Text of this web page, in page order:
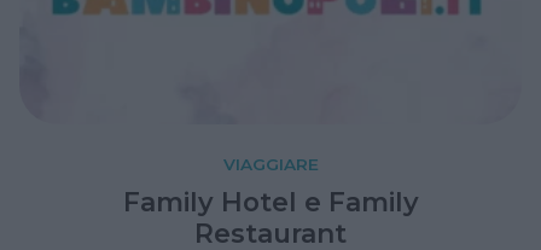
VIAGGIARE
Family Hotel e Family
Restaurant